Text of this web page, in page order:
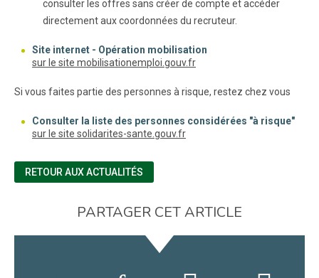
consulter les offres sans créer de compte et accéder
directement aux coordonnées du recruteur.
Site internet - Opération mobilisation
sur le site mobilisationemploi.gouv.fr(nouvelle fenêtre)
Si vous faites partie des personnes à risque, restez chez vous
Consulter la liste des personnes considérées "à risque"
sur le site solidarites-sante.gouv.fr(nouvelle fenêtre)
RETOUR AUX ACTUALITÉS
PARTAGER CET ARTICLE